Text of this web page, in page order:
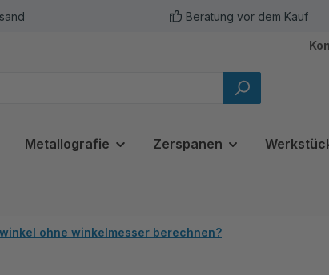
Beratung vor dem Kauf
Metallografie Zerspanen
ohne winkelmesser berechnen?